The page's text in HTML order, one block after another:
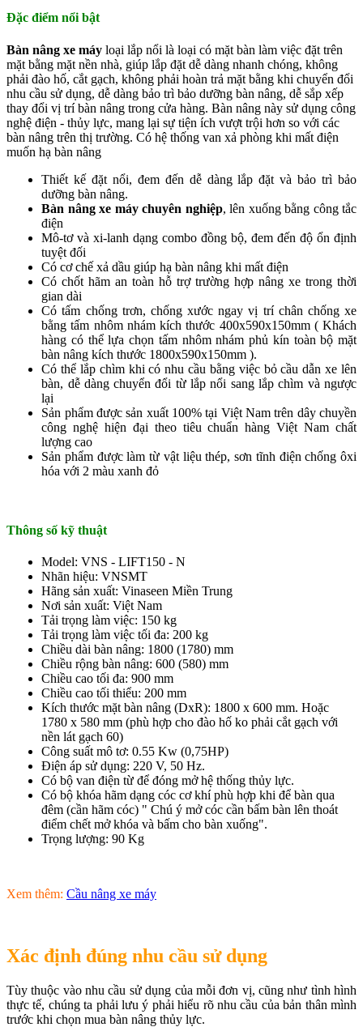
Đặc điểm nổi bật
Bàn nâng xe máy loại lắp nổi là loại có mặt bàn làm việc đặt trên
mặt bằng mặt nền nhà, giúp lắp đặt dễ dàng nhanh chóng, không
phải đào hố, cắt gạch, không phải hoàn trả mặt bằng khi chuyển đổi
nhu cầu sử dụng, dễ dàng bảo trì bảo dưỡng bàn nâng, dễ sắp xếp
thay đổi vị trí bàn nâng trong cửa hàng. Bàn nâng này sử dụng công
nghệ điện - thủy lực, mang lại sự tiện ích vượt trội hơn so với các
bàn nâng trên thị trường. Có hệ thống van xả phòng khi mất điện
muốn hạ bàn nâng
Thiết kế đặt nổi, đem đến dễ dàng lắp đặt và bảo trì bảo
dưỡng bàn nâng.
Bàn nâng xe máy chuyên nghiệp, lên xuống bằng công tắc
điện
Mô-tơ và xi-lanh dạng combo đồng bộ, đem đến độ ổn định
tuyệt đối
Có cơ chế xả dầu giúp hạ bàn nâng khi mất điện
Có chốt hãm an toàn hỗ trợ trường hợp nâng xe trong thời
gian dài
Có tấm chống trơn, chống xước ngay vị trí chân chống xe
bằng tấm nhôm nhám kích thước 400x590x150mm ( Khách
hàng có thể lựa chọn tấm nhôm nhám phủ kín toàn bộ mặt
bàn nâng kích thước 1800x590x150mm ).
Có thể lắp chìm khi có nhu cầu bằng việc bỏ cầu dẫn xe lên
bàn, dễ dàng chuyển đổi từ lắp nổi sang lắp chìm và ngược
lại
Sản phẩm được sản xuất 100% tại Việt Nam trên dây chuyền
công nghệ hiện đại theo tiêu chuẩn hàng Việt Nam chất
lượng cao
Sản phẩm được làm từ vật liệu thép, sơn tĩnh điện chống ôxi
hóa với 2 màu xanh đỏ
Thông số kỹ thuật
Model: VNS - LIFT150 - N
Nhãn hiệu: VNSMT
Hãng sản xuất: Vinaseen Miền Trung
Nơi sản xuất: Việt Nam
Tải trọng làm việc: 150 kg
Tải trọng làm việc tối đa: 200 kg
Chiều dài bàn nâng: 1800 (1780) mm
Chiều rộng bàn nâng: 600 (580) mm
Chiều cao tối đa: 900 mm
Chiều cao tối thiểu: 200 mm
Kích thước mặt bàn nâng (DxR): 1800 x 600 mm. Hoặc
1780 x 580 mm (phù hợp cho đào hố ko phải cắt gạch với
nền lát gạch 60)
Công suất mô tơ: 0.55 Kw (0,75HP)
Điện áp sử dụng: 220 V, 50 Hz.
Có bộ van điện từ để đóng mở hệ thống thủy lực.
Có bộ khóa hãm dạng cóc cơ khí phù hợp khi để bàn qua
đêm (cần hãm cóc) " Chú ý mở cóc cần bấm bàn lên thoát
điểm chết mở khóa và bấm cho bàn xuống".
Trọng lượng: 90 Kg
Xem thêm: Cầu nâng xe máy
Xác định đúng nhu cầu sử dụng
Tùy thuộc vào nhu cầu sử dụng của mỗi đơn vị, cũng như tình hình
thực tế, chúng ta phải lưu ý phải hiểu rõ nhu cầu của bản thân mình
trước khi chọn mua bàn nâng thủy lực.